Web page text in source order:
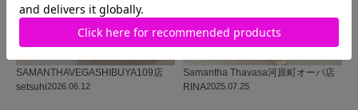
2026.06.12
SAMANTHAVEGASHIBUYA109店
setsuhi
2025.07.25
Samantha Thavasa河原町オーパ店
RINA